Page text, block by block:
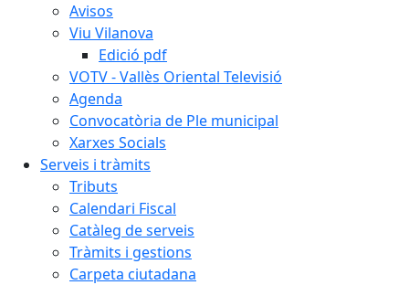
Avisos
Viu Vilanova
Edició pdf
VOTV - Vallès Oriental Televisió
Agenda
Convocatòria de Ple municipal
Xarxes Socials
Serveis i tràmits
Tributs
Calendari Fiscal
Catàleg de serveis
Tràmits i gestions
Carpeta ciutadana